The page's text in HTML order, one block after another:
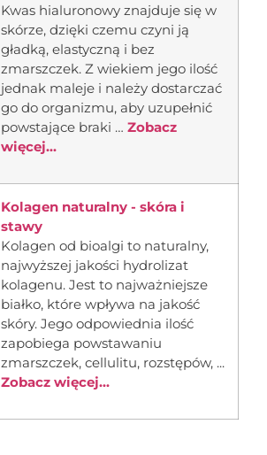
Kwas hialuronowy znajduje się w
skórze, dzięki czemu czyni ją
gładką, elastyczną i bez
zmarszczek. Z wiekiem jego ilość
jednak maleje i należy dostarczać
go do organizmu, aby uzupełnić
powstające braki …Zobacz
więcej...
Kolagen naturalny - skóra i
stawy
Kolagen od bioalgi to naturalny,
najwyższej jakości hydrolizat
kolagenu. Jest to najważniejsze
białko, które wpływa na jakość
skóry. Jego odpowiednia ilość
zapobiega powstawaniu
zmarszczek, cellulitu, rozstępów, ...
Zobacz więcej...